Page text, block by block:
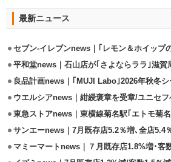
最新ニュース
ウエルシアnews｜紺綬褒章を受章/ユニセ
サンエーnews｜7月既存店5.2％増､全店5.4